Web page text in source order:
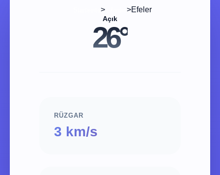
> >Efeler
Açık
26°
RÜZGAR
3 km/s